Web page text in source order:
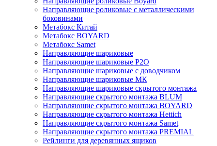
Направляющие роликовые с металлическими
боковинами
Метабокс Китай
Метабокс BOYARD
Метабокс Samet
Направляющие шариковые
Направляющие шариковые P2O
Направляющие шариковые с доводчиком
Направляющие шариковые МК
Направляющие шариковые скрытого монтажа
Направляющие скрытого монтажа BLUM
Направляющие скрытого монтажа BOYARD
Направляющие скрытого монтажа Hettich
Направляющие скрытого монтажа Samet
Направляющие скрытого монтажа PREMIAL
Рейлинги для деревянных ящиков